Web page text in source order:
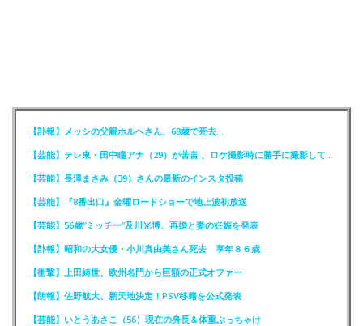
【訃報】メッシの父親ホルヘさん、68歳で死去…
【芸能】テレ東・田中瞳アナ（29）が苦言 、ロケ撮影時に勝手に撮影してくる人達に注意喚起
【芸能】長澤まさみ（39）さんの最新のインスタ投稿
【芸能】『8番出口』金曜ロードショーで地上波初放送
【芸能】56歳“ミッチー”及川光博、再婚と妻の妊娠を発表
【訃報】昭和の大女優・小川真由美さん死去 享年８６歳
【衝撃】上田綺世、欧州名門から巨額の正式オファー
【朗報】佐野航大、新天地決定！PSV移籍を公式発表
【芸能】いとうあさこ（56）現在の身長＆体重ぶっちゃけ